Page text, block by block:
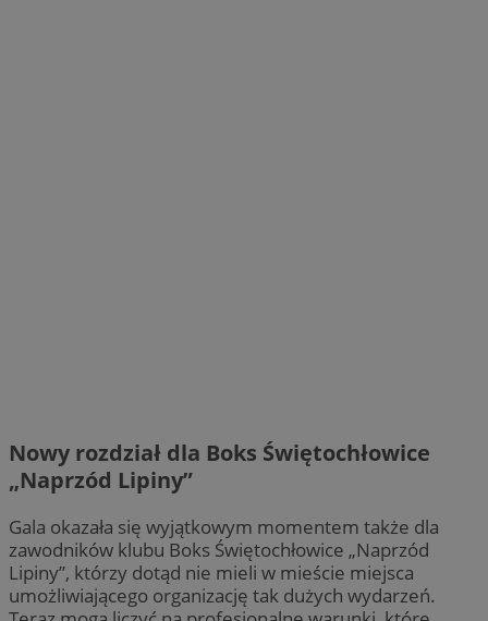
Nowy rozdział dla Boks Świętochłowice
„Naprzód Lipiny”
Gala okazała się wyjątkowym momentem także dla
zawodników klubu Boks Świętochłowice „Naprzód
Lipiny”, którzy dotąd nie mieli w mieście miejsca
umożliwiającego organizację tak dużych wydarzeń.